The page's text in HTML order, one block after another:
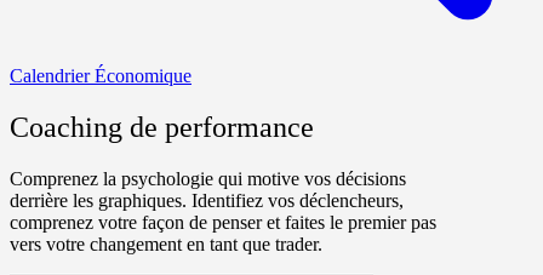
Calendrier Économique
Coaching de performance
Comprenez la psychologie qui motive vos décisions
derrière les graphiques. Identifiez vos déclencheurs,
comprenez votre façon de penser et faites le premier pas
vers votre changement en tant que trader.